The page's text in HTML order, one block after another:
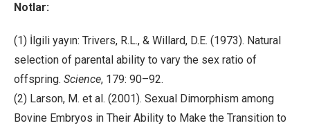
Notlar:
(1) İlgili yayın: Trivers, R.L., & Willard, D.E. (1973). Natural
selection of parental ability to vary the sex ratio of
offspring. Science, 179: 90–92.
(2) Larson, M. et al. (2001). Sexual Dimorphism among
Bovine Embryos in Their Ability to Make the Transition to